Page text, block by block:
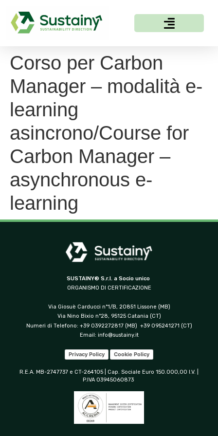
Corso per Carbon
Manager – modalità e-
learning
asincrono/Course for
Carbon Manager –
asynchronous e-
learning
SUSTAINY® S.r.l. a Socio unico
ORGANISMO DI CERTIFICAZIONE
Via Giosuè Carducci n°1/B, 20851 Lissone (MB)
Via Nino Bixio n°28, 95125 Catania (CT)
Numeri di Telefono: +39 0392272817 (MB) +39 095241271 (CT)
Email: info@sustainy.it
Privacy Policy Cookie Policy
R.E.A. MB-2747737 e CT-264105 | Cap. Sociale Euro 150.000,00 I.V. |
P.IVA 03945060873